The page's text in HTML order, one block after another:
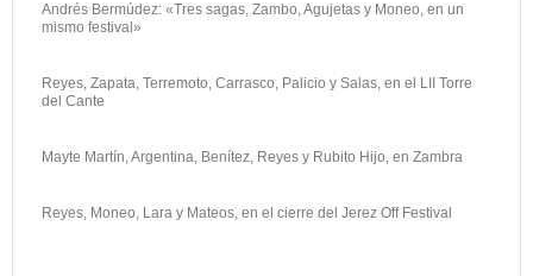
Andrés Bermúdez: «Tres sagas, Zambo, Agujetas y Moneo, en un
mismo festival»
Reyes, Zapata, Terremoto, Carrasco, Palicio y Salas, en el LII Torre
del Cante
Mayte Martín, Argentina, Benítez, Reyes y Rubito Hijo, en Zambra
Reyes, Moneo, Lara y Mateos, en el cierre del Jerez Off Festival